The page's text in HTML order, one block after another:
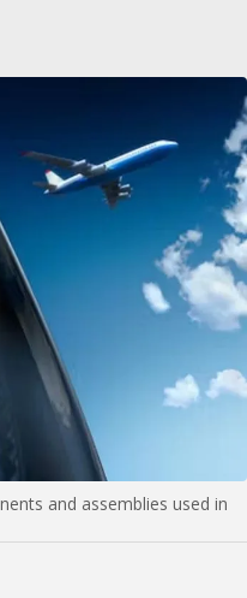
and assemblies used in